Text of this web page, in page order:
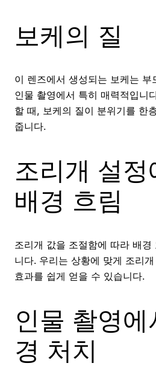
보케의 질
이 렌즈에서 생성되는 보케는 부
인물 촬영에서 특히 매력적입니
할 때, 보케의 질이 분위기를 한
줍니다.
조리개 설정
배경 흐림
조리개 값을 조절함에 따라 배경
니다. 우리는 상황에 맞게 조리
효과를 쉽게 얻을 수 있습니다.
인물 촬영에
경 처치